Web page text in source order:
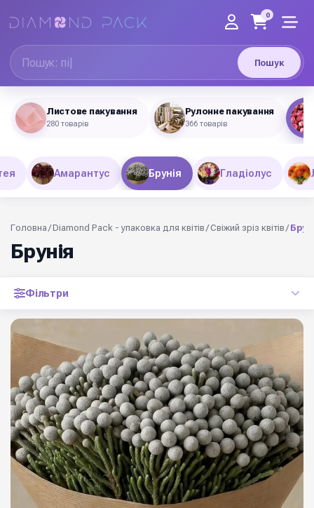
Пошук
0
Листове пакування
280 товарів
Рулонне пакування
366 товарів
Амарантус Брунія Гладіолус
Головна /Diamond Pack - упаковка для квітів /Свіжий зріз квітів /
Брунія
Фільтри